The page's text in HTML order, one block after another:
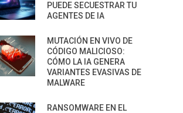
PUEDE SECUESTRAR TU
AGENTES DE IA
MUTACIÓN EN VIVO DE
CÓDIGO MALICIOSO:
CÓMO LA IA GENERA
VARIANTES EVASIVAS DE
MALWARE
RANSOMWARE EN EL